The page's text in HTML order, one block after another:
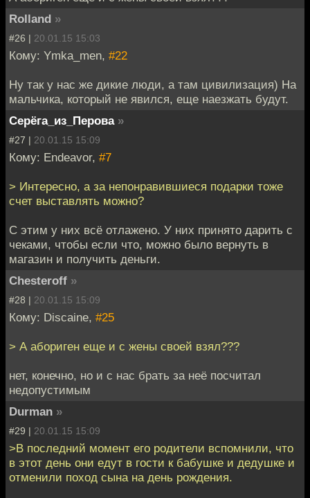
Rolland »
#26 | 20.01.15 15:03
Кому: Ymka_men, #22
Ну так у нас же дикие люди, а там цивилизация) На
мальчика, который не явился, еще наезжать будут.
Серёга_из_Перова »
#27 | 20.01.15 15:09
Кому: Endeavor, #7
> Интересно, а за непонравившиеся подарки тоже
счет выставлять можно?
С этим у них всё отлажено. У них принято дарить с
чеками, чтобы если что, можно было вернуть в
магазин и получить деньги.
Chesteroff »
#28 | 20.01.15 15:09
Кому: Discaine, #25
> А абориген еще и с жены своей взял???
нет, конечно, но и с нас брать за неё посчитал
недопустимым
Durman »
#29 | 20.01.15 15:09
>В последний момент его родители вспомнили, что
в этот день они едут в гости к бабушке и дедушке и
отменили поход сына на день рождения.